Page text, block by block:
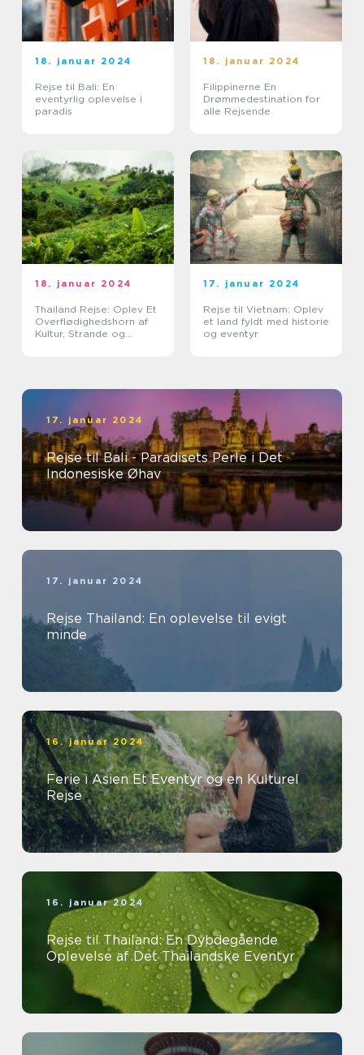
18. januar 2024
Rejse til Bali: En
eventyrlig oplevelse i
paradis
18. januar 2024
Filippinerne En
Drømmedestination for
alle Rejsende
18. januar 2024
Thailand Rejse: Oplev Et
Overflødighedshorn af
Kultur, Strande og
17. januar 2024
Rejse til Vietnam: Oplev
et land fyldt med historie
og eventyr
17. januar 2024
Rejse til Bali - Paradisets Perle i Det
Indonesiske Øhav
17. januar 2024
Rejse Thailand: En oplevelse til evigt
minde
16. januar 2024
Ferie i Asien Et Eventyr og en Kulturel
Rejse
16. januar 2024
Rejse til Thailand: En Dybdegående
Oplevelse af Det Thailandske Eventyr